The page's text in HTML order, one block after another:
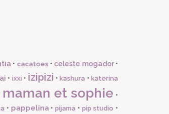
• cacatoes • celeste mogador•
• ixxi • izipizi •kashura •katerina
maman et sophie •
• pappelina•pijama • pip studio •